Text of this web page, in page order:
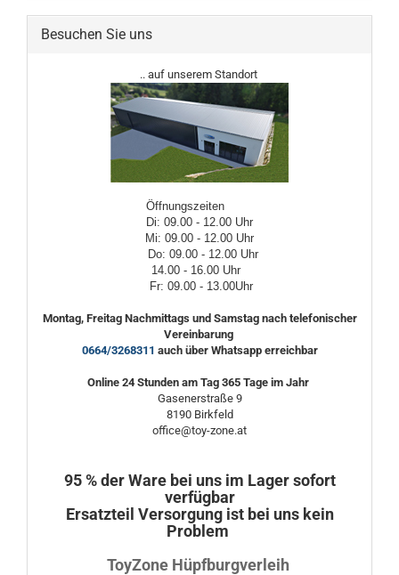
Besuchen Sie uns
.. auf unserem Standort
Öffnungszeiten
Di: 09.00 - 12.00 Uhr
Mi: 09.00 - 12.00 Uhr
Do: 09.00 - 12.00 Uhr
14.00 - 16.00 Uhr
Fr: 09.00 - 13.00Uhr
Montag, Freitag Nachmittags und Samstag nach telefonischer
Vereinbarung
0664/3268311 auch über Whatsapp erreichbar
Online 24 Stunden am Tag 365 Tage im Jahr
Gasenerstraße 9
8190 Birkfeld
office@toy-zone.at
95 % der Ware bei uns im Lager sofort
verfügbar
Ersatzteil Versorgung ist bei uns kein
Problem
ToyZone Hüpfburgverleih